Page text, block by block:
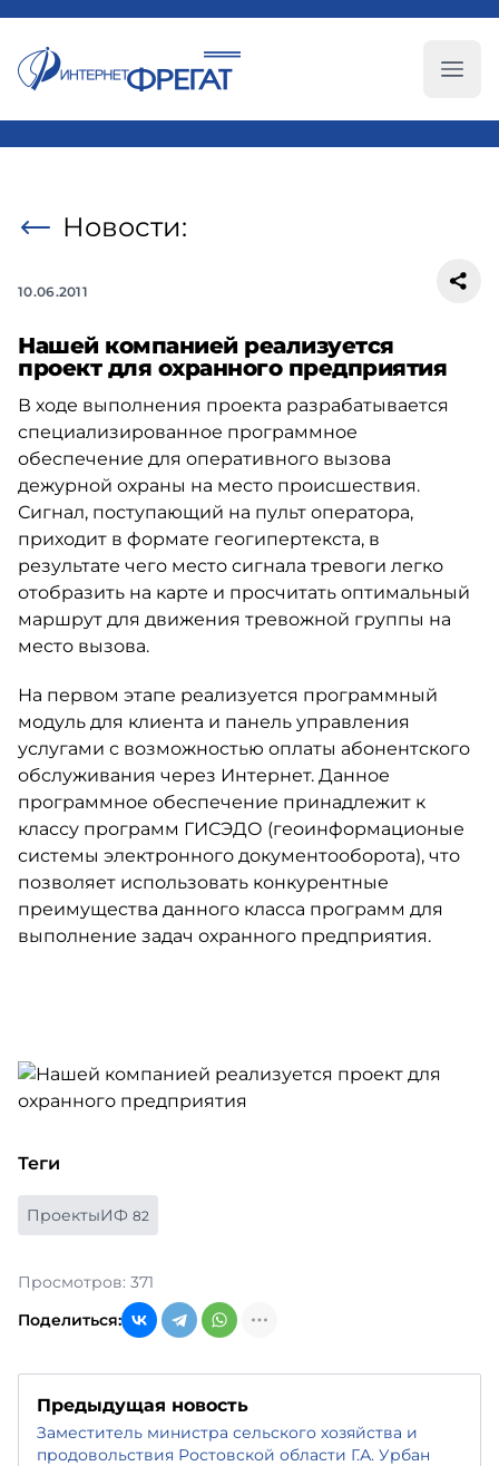
Новости:
10.06.2011
Нашей компанией реализуется
проект для охранного предприятия
В ходе выполнения проекта разрабатывается
специализированное программное
обеспечение для оперативного вызова
дежурной охраны на место происшествия.
Сигнал, поступающий на пульт оператора,
приходит в формате геогипертекста, в
результате чего место сигнала тревоги легко
отобразить на карте и просчитать оптимальный
маршрут для движения тревожной группы на
место вызова.
На первом этапе реализуется программный
модуль для клиента и панель управления
услугами с возможностью оплаты абонентского
обслуживания через Интернет. Данное
программное обеспечение принадлежит к
классу программ ГИСЭДО (геоинформационые
системы электронного документооборота), что
позволяет использовать конкурентные
преимущества данного класса программ для
выполнение задач охранного предприятия.
Теги
ПроектыИФ 82
Просмотров: 371
Поделиться:
Предыдущая новость
Заместитель министра сельского хозяйства и
продовольствия Ростовской области Г.А. Урбан